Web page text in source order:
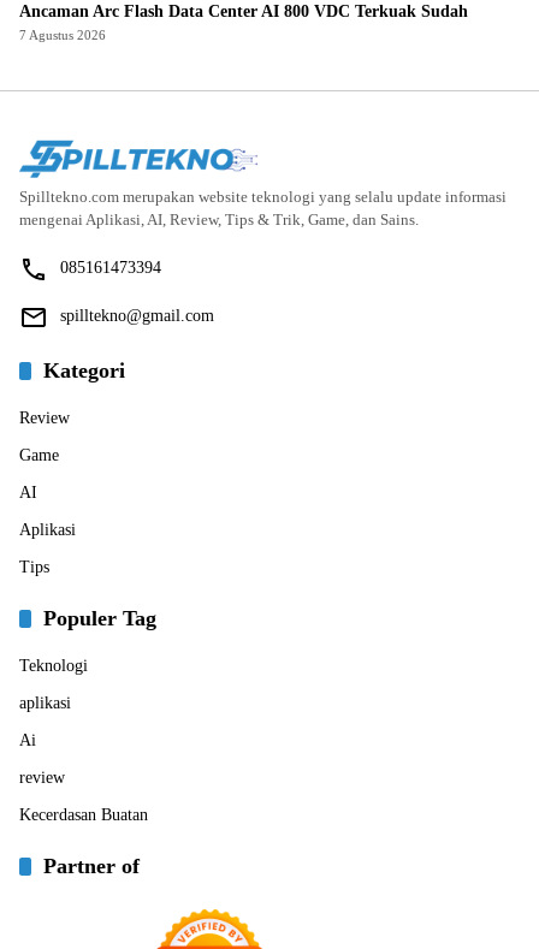
Ancaman Arc Flash Data Center AI 800 VDC Terkuak Sudah
7 Agustus 2026
Spilltekno.com merupakan website teknologi yang selalu update informasi
mengenai Aplikasi, AI, Review, Tips & Trik, Game, dan Sains.
085161473394
spilltekno@gmail.com
Kategori
Review
Game
AI
Aplikasi
Tips
Populer Tag
Teknologi
aplikasi
Ai
review
Kecerdasan Buatan
Partner of